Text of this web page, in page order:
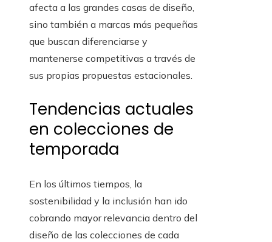
afecta a las grandes casas de diseño,
sino también a marcas más pequeñas
que buscan diferenciarse y
mantenerse competitivas a través de
sus propias propuestas estacionales.
Tendencias actuales
en colecciones de
temporada
En los últimos tiempos, la
sostenibilidad y la inclusión han ido
cobrando mayor relevancia dentro del
diseño de las colecciones de cada